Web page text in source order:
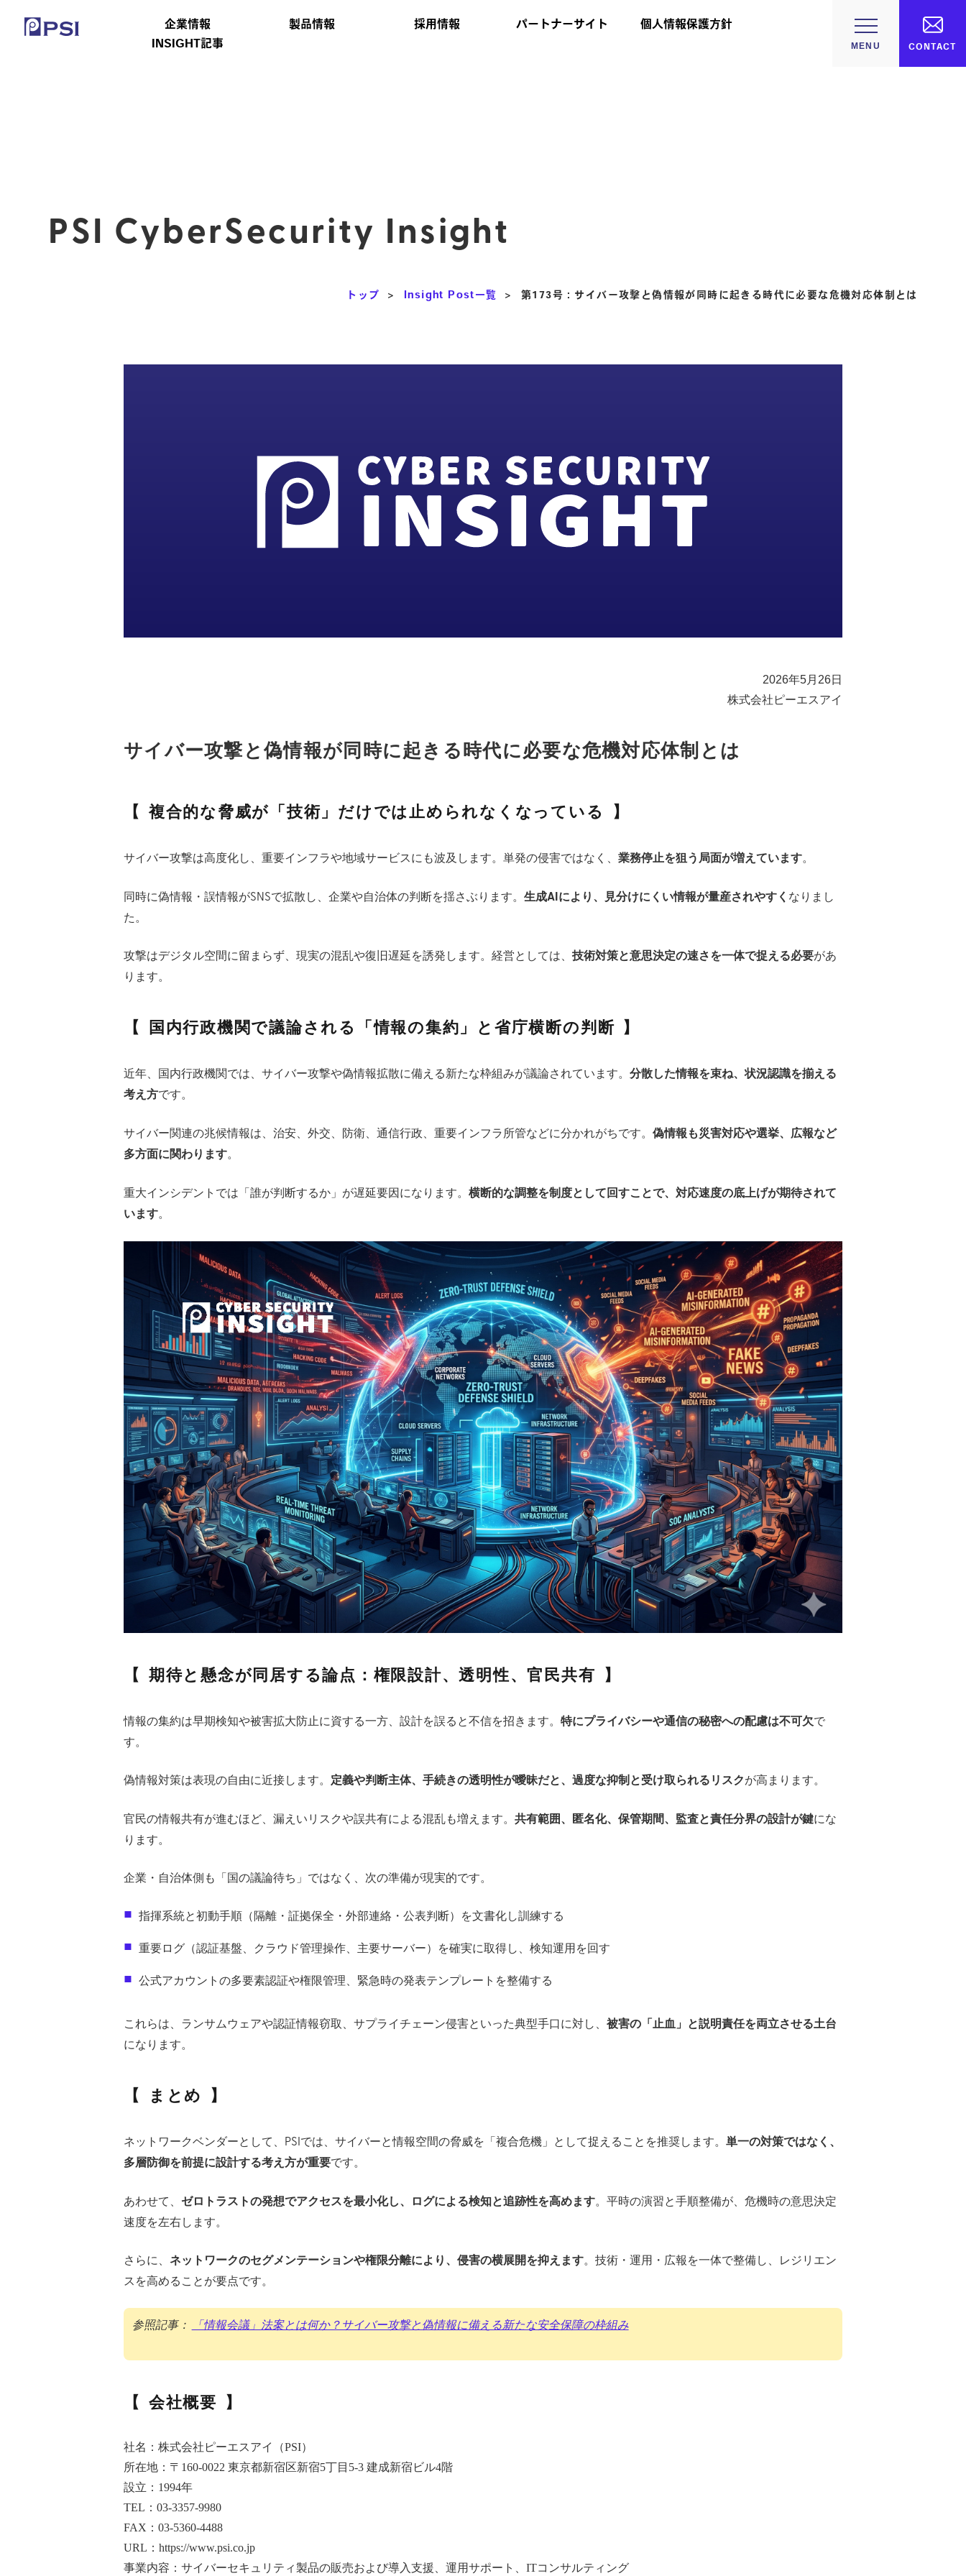
企業情報 製品情報 採用情報 パートナーサイト
個人情報保護方針
INSIGHT記事
PSI CyberSecurity Insight
トップ > Insight Post一覧 > 第173号：サイバー攻撃と偽情報が同時に起きる時代に必要な危機対応体制とは
2026年5月26日
株式会社ピーエスアイ
サイバー攻撃と偽情報が同時に起きる時代に必要な危機対応体制とは
複合的な脅威が「技術」だけでは止められなくなっている
サイバー攻撃は高度化し、重要インフラや地域サービスにも波及します。単発の侵害ではなく、 業務停止を狙う局面が増えています。
同時に偽情報・誤情報がSNSで拡散し、企業や自治体の判断を揺さぶります。 生成AIにより、見分けにくい情報が量産されやすく なりまし
た。
攻撃はデジタル空間に留まらず、現実の混乱や復旧遅延を誘発します。経営としては、 技術対策と意思決定の速さを一体で捉える必要があ
ります。
国内行政機関で議論される「情報の集約」と省庁横断の判断
近年、国内行政機関では、サイバー攻撃や偽情報拡散に備える新たな枠組みが議論されています。 分散した情報を束ね、状況認識を揃える
考え方です。
サイバー関連の兆候情報は、治安、外交、防衛、通信行政、重要インフラ所管などに分かれがちです。 偽情報も災害対応や選挙、広報など
多方面に関わります。
重大インシデントでは「誰が判断するか」が遅延要因になります。 横断的な調整を制度として回すことで、対応速度の底上げが期待されて
います。
期待と懸念が同居する論点：権限設計、透明性、官民共有
情報の集約は早期検知や被害拡大防止に資する一方、設計を誤ると不信を招きます。 特にプライバシーや通信の秘密への配慮は不可欠で
す。
偽情報対策は表現の自由に近接します。 定義や判断主体、手続きの透明性が曖昧だと、過度な抑制と受け取られるリスクが高まります。
官民の情報共有が進むほど、漏えいリスクや誤共有による混乱も増えます。 共有範囲、匿名化、保管期間、監査と責任分界の設計が鍵にな
ります。
企業・自治体側も「国の議論待ち」ではなく、次の準備が現実的です。
指揮系統と初動手順（隔離・証拠保全・外部連絡・公表判断）を文書化し訓練する
重要ログ（認証基盤、クラウド管理操作、主要サーバー）を確実に取得し、検知運用を回す
公式アカウントの多要素認証や権限管理、緊急時の発表テンプレートを整備する
これらは、ランサムウェアや認証情報窃取、サプライチェーン侵害といった典型手口に対し、 被害の「止血」と説明責任を両立させる土台
になります。
まとめ
ネットワークベンダーとして、PSIでは、サイバーと情報空間の脅威を「複合危機」として捉えることを推奨します。 単一の対策ではなく、
多層防御を前提に設計する考え方が重要です。
あわせて、 ゼロトラストの発想でアクセスを最小化し、ログによる検知と追跡性を高めます。平時の演習と手順整備が、危機時の意思決定
速度を左右します。
さらに、 ネットワークのセグメンテーションや権限分離により、侵害の横展開を抑えます。技術・運用・広報を一体で整備し、レジリエン
スを高めることが要点です。
参照記事： 「情報会議」法案とは何か？サイバー攻撃と偽情報に備える新たな安全保障の枠組み
会社概要
社名：株式会社ピーエスアイ（PSI）
所在地：〒160-0022 東京都新宿区新宿5丁目5-3 建成新宿ビル4階
設立：1994年
TEL：03-3357-9980
FAX：03-5360-4488
URL：https://www.psi.co.jp
事業内容：サイバーセキュリティ製品の販売および導入支援、運用サポート、ITコンサルティング
CONTACT